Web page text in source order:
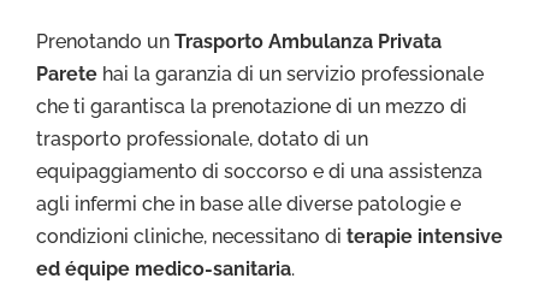
Prenotando un Trasporto Ambulanza Privata
Parete hai la garanzia di un servizio professionale
che ti garantisca la prenotazione di un mezzo di
trasporto professionale, dotato di un
equipaggiamento di soccorso e di una assistenza
agli infermi che in base alle diverse patologie e
condizioni cliniche, necessitano di terapie intensive
ed équipe medico-sanitaria.